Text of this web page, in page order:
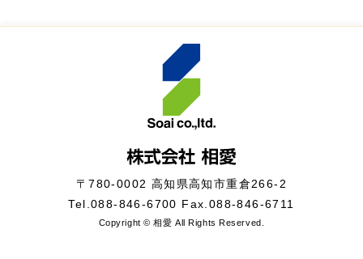
〒780-0002 高知県高知市重倉266-2
Tel.088-846-6700 Fax.088-846-6711
Copyright © 相愛 All Rights Reserved.